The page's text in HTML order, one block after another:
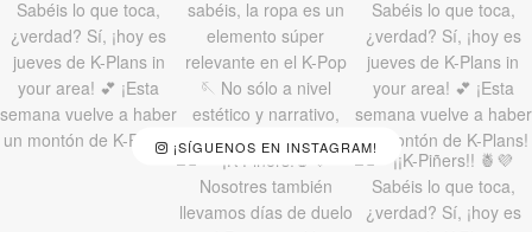
¡SÍGUENOS EN INSTAGRAM!